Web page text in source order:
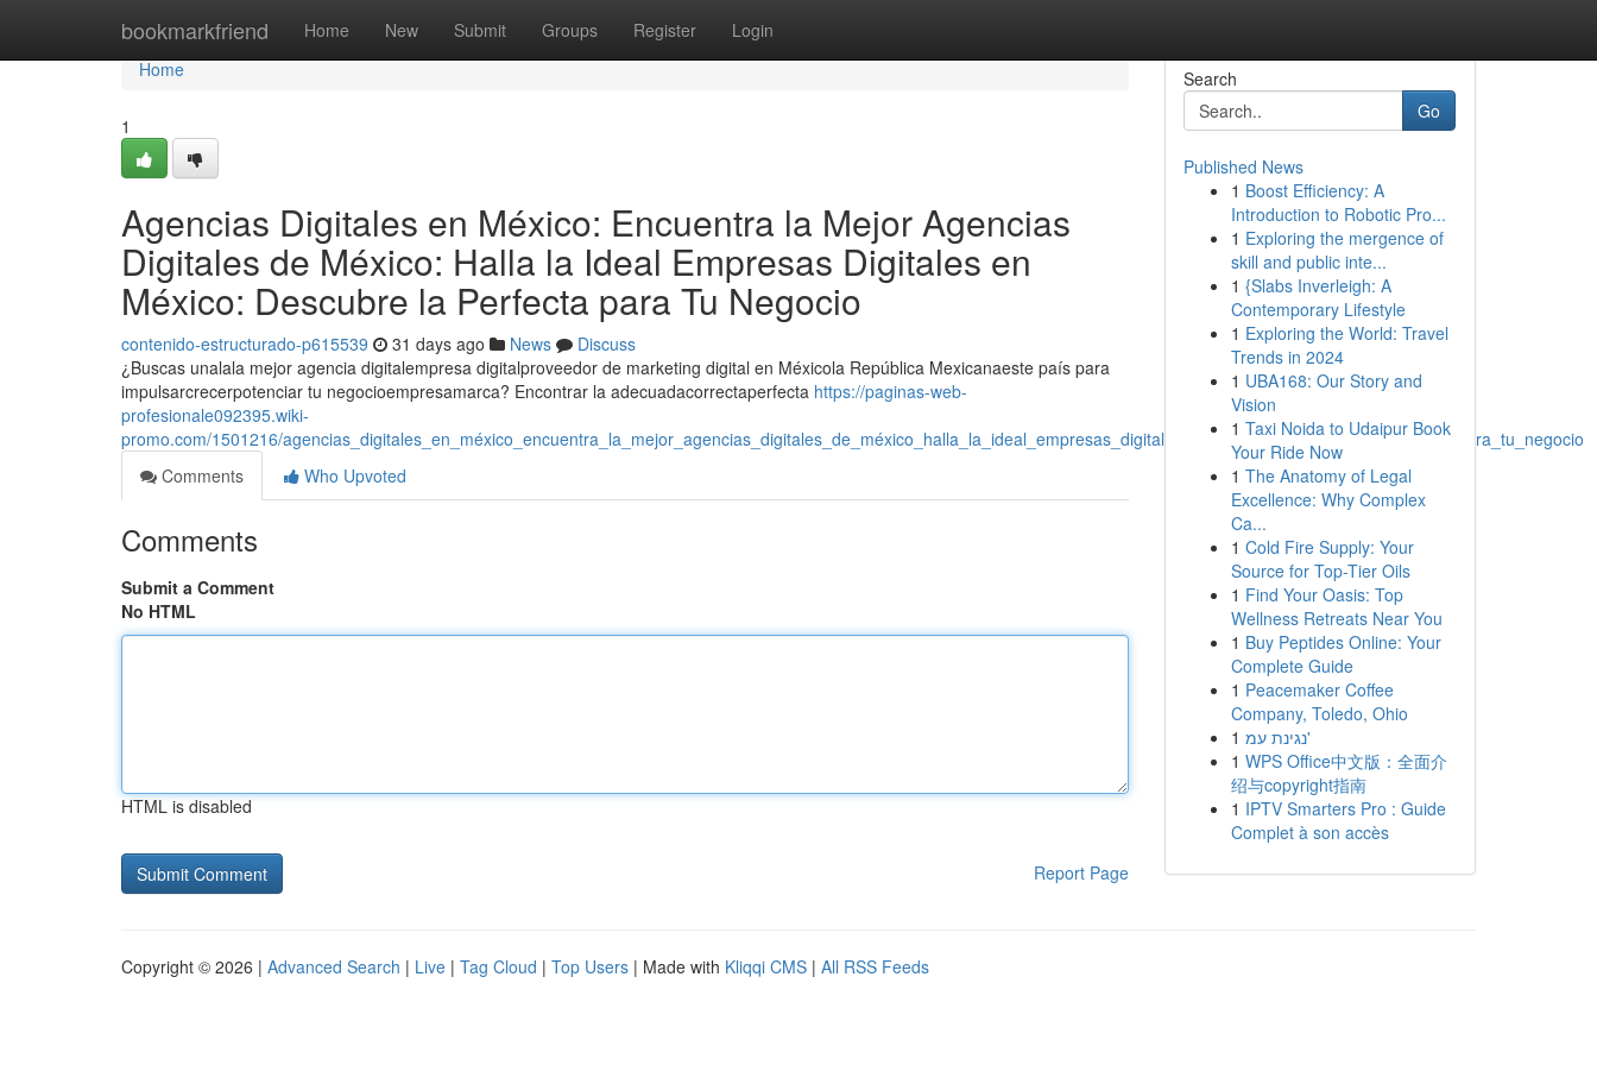
bookmarkfriend Home New Submit Groups Register Login
Home
Home
1
Agencias Digitales en México: Encuentra la Mejor Agencias
Digitales de México: Halla la Ideal Empresas Digitales en
México: Descubre la Perfecta para Tu Negocio
contenido-estructurado-p615539 31 days ago News
Discuss
¿Buscas unalala mejor agencia digitalempresa digitalproveedor de marketing digital en Méxicola República Mexicanaeste país para
impulsarcrecerpotenciar tu negocioempresamarca? Encontrar la adecuadacorrectaperfecta https://paginas-web-
profesionale092395.wiki-
promo.com/1501216/agencias_digitales_en_méxico_encuentra_la_mejor_agencias_digitales_de_méxico_halla_la_ideal_empresas_digitales_en_méxico_descubre_la_perfecta_para_tu_negocio
Comments
Who Upvoted
Comments
Submit a Comment
No HTML
HTML is disabled
Report Page
Search
Go
Published News
1 Boost Efficiency: A
Introduction to Robotic Pro...
1 Exploring the mergence of
skill and public inte...
1 {Slabs Inverleigh: A
Contemporary Lifestyle
1 Exploring the World: Travel
Trends in 2024
1 UBA168: Our Story and
Vision
1 Taxi Noida to Udaipur Book
Your Ride Now
1 The Anatomy of Legal
Excellence: Why Complex
Ca...
1 Cold Fire Supply: Your
Source for Top-Tier Oils
1 Find Your Oasis: Top
Wellness Retreats Near You
1 Buy Peptides Online: Your
Complete Guide
1 Peacemaker Coffee
Company, Toledo, Ohio
1
נגינת עמ'
1 WPS Office中文版：全面介
绍与copyright指南
1 IPTV Smarters Pro : Guide
Complet à son accès
Copyright © 2026 | Advanced Search | Live | Tag Cloud | Top Users | Made with Kliqqi CMS | All RSS Feeds